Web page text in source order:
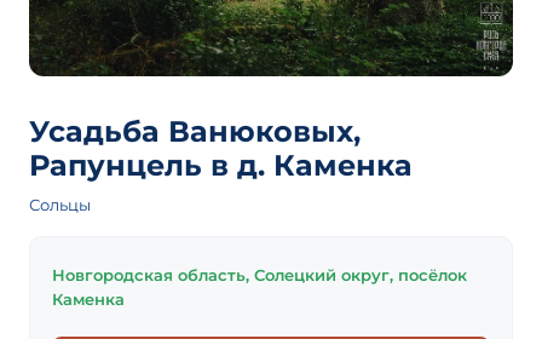
Усадьба Ванюковых,
Рапунцель в д. Каменка
Сольцы
Новгородская область, Солецкий округ, посёлок
Каменка